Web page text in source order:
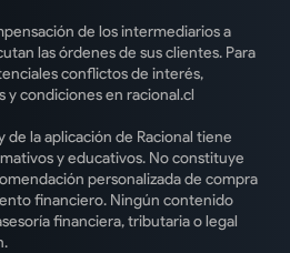
de los intermediarios a
las órdenes de sus clientes. Para
conflictos de interés,
condiciones en racional.cl
la aplicación de Racional tiene
y educativos. No constituye
personalizada de compra
financiero. Ningún contenido
financiera, tributaria o legal